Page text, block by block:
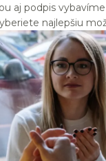
aj podpis
najlepšiu